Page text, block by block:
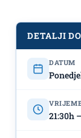
,,Na
DETALJI
DATUM
21:30h